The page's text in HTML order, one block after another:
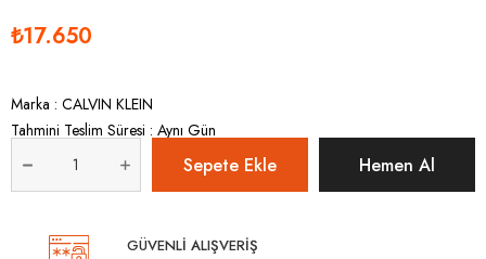
₺17.650
Marka : CALVIN KLEIN
Tahmini Teslim Süresi : Aynı Gün
GÜVENLİ ALIŞVERİŞ